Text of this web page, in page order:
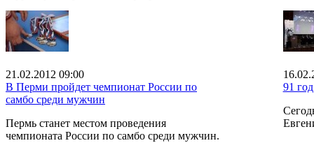
21.02.2012 09:00
В Перми пройдет чемпионат России по
самбо среди мужчин
Пермь станет местом проведения
чемпионата России по самбо среди мужчин.
91